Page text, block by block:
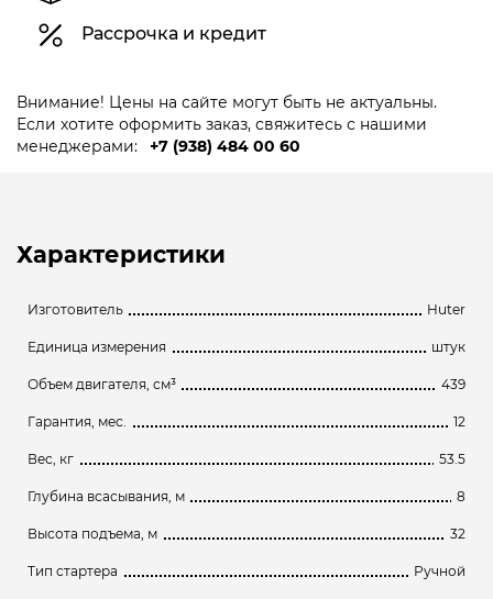
Рассрочка и кредит
Внимание! Цены на сайте могут быть не актуальны.
Если хотите оформить заказ, свяжитесь с нашими
менеджерами:
+7 (938) 484 00 60
Характеристики
Изготовитель Huter
Единица измерения штук
Объем двигателя, см³ 439
Гарантия, мес. 12
Вес, кг 53.5
Глубина всасывания, м 8
Высота подъема, м 32
Тип стартера Ручной